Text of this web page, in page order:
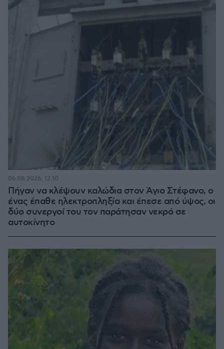
Πήγαν να κλέψουν καλώδια στον Άγιο Στέφανο, ο
ένας έπαθε ηλεκτροπληξία και έπεσε από ύψος, οι
δύο συνεργοί του τον παράτησαν νεκρό σε
αυτοκίνητο
06.08.2026, 12:10